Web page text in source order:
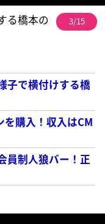
る橋本の
3/15
子で横付けする橋
購入！収入はCM
員制人狼バー！正